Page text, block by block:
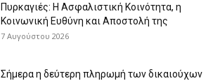
Πυρκαγιές: Η Ασφαλιστική Κοινότητα, η
Κοινωνική Ευθύνη και Αποστολή της
7 Αυγούστου 2026
Σήμερα η δεύτερη πληρωμή των δικαιούχων